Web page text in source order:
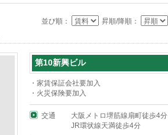
並び順： 昇順/降順：
第10新興ビル
・家賃保証会社要加入
・火災保険要加入
交通
大阪メトロ堺筋線扇町徒歩4分
JR環状線天満徒歩4分